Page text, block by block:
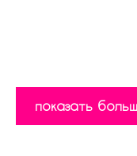
показать